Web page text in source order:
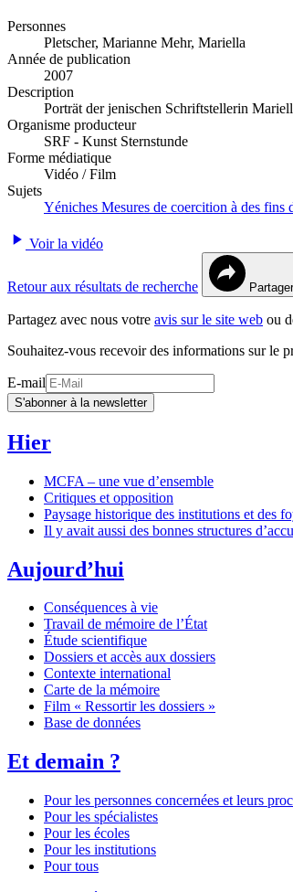
Personnes
Pletscher, Marianne Mehr, Mariella
Année de publication
2007
Description
Porträt der jenischen Schriftstellerin
Organisme producteur
SRF - Kunst Sternstunde
Forme médiatique
Vidéo / Film
Sujets
Yéniches Mesures de coercition à des fins
Voir la vidéo
Retour aux résultats de recherche Partager
Partagez avec nous votre avis sur le site web ou
Souhaitez-vous recevoir des informations sur le
E-mail
S'abonner à la newsletter
Hier
MCFA – une vue d’ensemble
Critiques et opposition
Paysage historique des institutions et des
Il y avait aussi des bonnes structures
Aujourd’hui
Conséquences à vie
Travail de mémoire de l’État
Étude scientifique
Dossiers et accès aux dossiers
Contexte international
Carte de la mémoire
Film « Ressortir les dossiers »
Base de données
Et demain ?
Pour les personnes concernées et leurs
Pour les spécialistes
Pour les écoles
Pour les institutions
Pour tous